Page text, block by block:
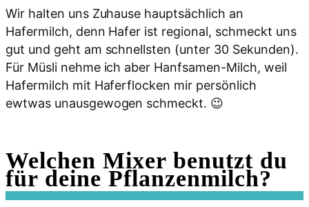
Wir halten uns Zuhause hauptsächlich an
Hafermilch, denn Hafer ist regional, schmeckt uns
gut und geht am schnellsten (unter 30 Sekunden).
Für Müsli nehme ich aber Hanfsamen-Milch, weil
Hafermilch mit Haferflocken mir persönlich
ewtwas unausgewogen schmeckt. 😉
Welchen Mixer benutzt du
für deine Pflanzenmilch?